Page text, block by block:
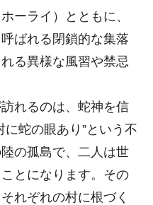
ーライ）とともに、
ばれる閉鎖的な集落
る異様な風習や禁忌
れるのは、蛇神を信
蛇の眼あり”という不
の孤島で、二人は世
とになります。その
れぞれの村に根づく